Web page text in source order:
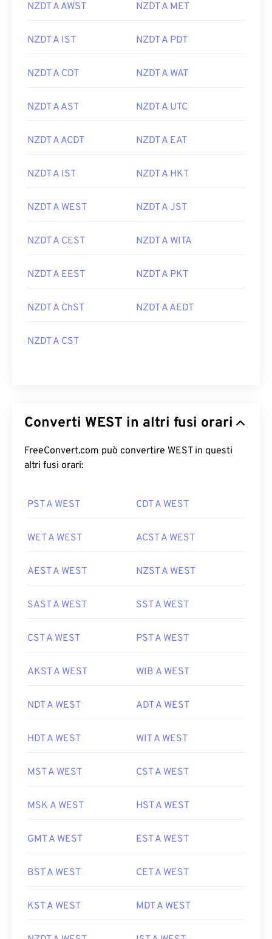
NZDT A AWST NZDT A MET
NZDT A IST NZDT A PDT
NZDT A CDT NZDT A WAT
NZDT A AST NZDT A UTC
NZDT A ACDT NZDT A EAT
NZDT A IST NZDT A HKT
NZDT A WEST NZDT A JST
NZDT A CEST NZDT A WITA
NZDT A EEST NZDT A PKT
NZDT A ChST NZDT A AEDT
NZDT A CST
Converti WEST in altri fusi orari
FreeConvert.com può convertire WEST in questi
altri fusi orari:
PST A WEST CDT A WEST
WET A WEST ACST A WEST
AEST A WEST NZST A WEST
SAST A WEST SST A WEST
CST A WEST PST A WEST
AKST A WEST WIB A WEST
NDT A WEST ADT A WEST
HDT A WEST WIT A WEST
MST A WEST CST A WEST
MSK A WEST HST A WEST
GMT A WEST EST A WEST
BST A WEST CET A WEST
KST A WEST MDT A WEST